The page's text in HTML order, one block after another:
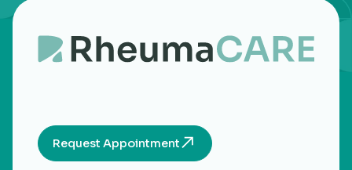
Request Appointment